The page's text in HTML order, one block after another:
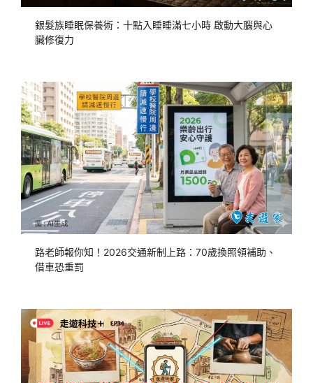
銀髮族睡眠保養術：十點入睡睡滿七小時 啟動大腦與心
臟修復力
路老師報你知！2026交通新制上路：70歲換照領補助、
借車恐重罰